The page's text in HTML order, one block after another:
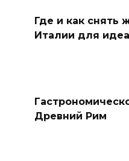
Где и как снять
Италии для
Древний Рим